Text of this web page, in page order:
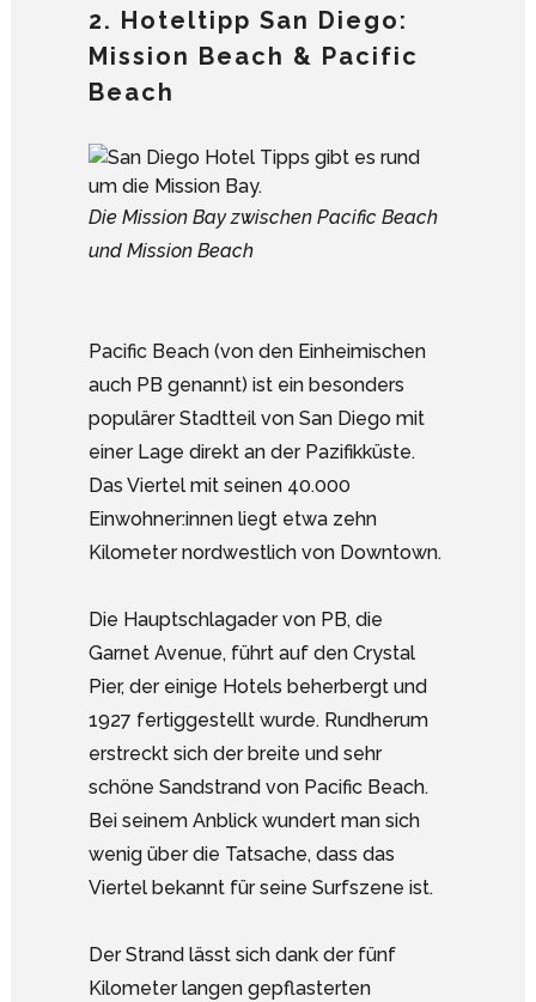
2. Hoteltipp San Diego:
Mission Beach & Pacific
Beach
Die Mission Bay zwischen Pacific Beach
und Mission Beach
Pacific Beach (von den Einheimischen
auch PB genannt) ist ein besonders
populärer Stadtteil von San Diego mit
einer Lage direkt an der Pazifikküste.
Das Viertel mit seinen 40.000
Einwohner:innen liegt etwa zehn
Kilometer nordwestlich von Downtown.
Die Hauptschlagader von PB, die
Garnet Avenue, führt auf den Crystal
Pier, der einige Hotels beherbergt und
1927 fertiggestellt wurde. Rundherum
erstreckt sich der breite und sehr
schöne Sandstrand von Pacific Beach.
Bei seinem Anblick wundert man sich
wenig über die Tatsache, dass das
Viertel bekannt für seine Surfszene ist.
Der Strand lässt sich dank der fünf
Kilometer langen gepflasterten